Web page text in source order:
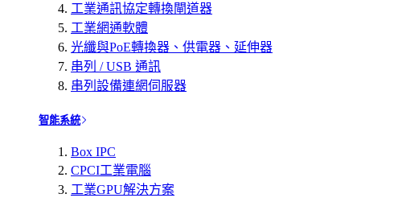
工業通訊協定轉換閘道器
工業網通軟體
光纖與PoE轉換器、供電器、延伸器
串列 / USB 通訊
串列設備連網伺服器
智能系統
Box IPC
CPCI工業電腦
工業GPU解決方案